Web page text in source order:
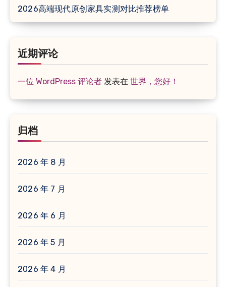
2026高端现代原创家具实测对比推荐榜单
近期评论
一位 WordPress 评论者 发表在 世界，您好！
归档
2026 年 8 月
2026 年 7 月
2026 年 6 月
2026 年 5 月
2026 年 4 月